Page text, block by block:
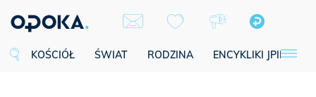
KOŚCIÓŁ ŚWIAT RODZINA ENCYKLIKI JPII